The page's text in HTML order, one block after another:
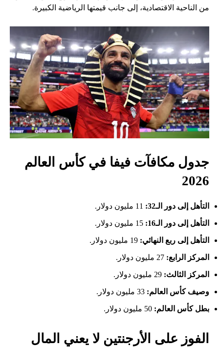
من الناحية الاقتصادية، إلى جانب قيمتها الرياضية الكبيرة.
جدول مكافآت فيفا في كأس العالم
2026
التأهل إلى دور الـ32:
التأهل إلى دور الـ16:
التأهل إلى ربع النهائي:
المركز الرابع:
المركز الثالث:
وصيف كأس العالم:
بطل كأس العالم:
الفوز على الأرجنتين لا يعني المال